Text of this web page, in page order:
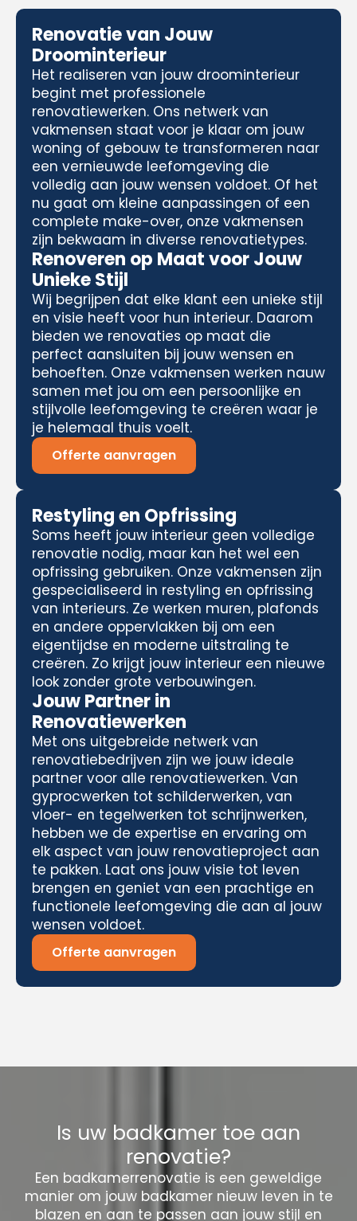
Renovatie van Jouw
Droominterieur
Het realiseren van jouw droominterieur
begint met professionele
renovatiewerken. Ons netwerk van
vakmensen staat voor je klaar om jouw
woning of gebouw te transformeren naar
een vernieuwde leefomgeving die
volledig aan jouw wensen voldoet. Of het
nu gaat om kleine aanpassingen of een
complete make-over, onze vakmensen
zijn bekwaam in diverse renovatietypes.
Renoveren op Maat voor Jouw
Unieke Stijl
Wij begrijpen dat elke klant een unieke stijl
en visie heeft voor hun interieur. Daarom
bieden we renovaties op maat die
perfect aansluiten bij jouw wensen en
behoeften. Onze vakmensen werken nauw
samen met jou om een persoonlijke en
stijlvolle leefomgeving te creëren waar je
je helemaal thuis voelt.
Offerte aanvragen
Restyling en Opfrissing
Soms heeft jouw interieur geen volledige
renovatie nodig, maar kan het wel een
opfrissing gebruiken. Onze vakmensen zijn
gespecialiseerd in restyling en opfrissing
van interieurs. Ze werken muren, plafonds
en andere oppervlakken bij om een
eigentijdse en moderne uitstraling te
creëren. Zo krijgt jouw interieur een nieuwe
look zonder grote verbouwingen.
Jouw Partner in
Renovatiewerken
Met ons uitgebreide netwerk van
renovatiebedrijven zijn we jouw ideale
partner voor alle renovatiewerken. Van
gyprocwerken tot schilderwerken, van
vloer- en tegelwerken tot schrijnwerken,
hebben we de expertise en ervaring om
elk aspect van jouw renovatieproject aan
te pakken. Laat ons jouw visie tot leven
brengen en geniet van een prachtige en
functionele leefomgeving die aan al jouw
wensen voldoet.
Offerte aanvragen
Is uw badkamer toe aan
renovatie?
Een badkamerrenovatie is een geweldige
manier om jouw badkamer nieuw leven in te
blazen en aan te passen aan jouw stijl en